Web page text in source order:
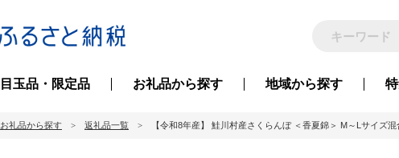
目玉品・限定品 お礼品から探す 地域から探す
お礼品から探す 返礼品一覧 【令和8年産】 鮭川村産さくらんぼ ＜香夏錦＞ M～Lサイズ